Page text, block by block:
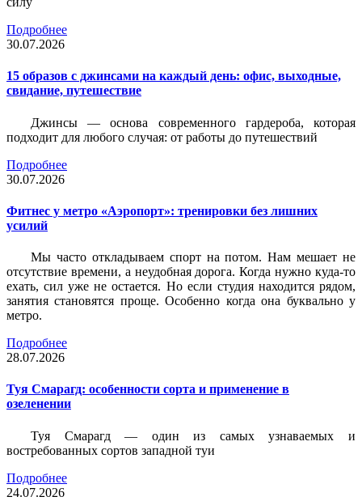
Подробнее
30.07.2026
15 образов с джинсами на каждый день: офис, выходные,
свидание, путешествие
Джинсы — основа современного гардероба, которая
подходит для любого случая: от работы до путешествий
Подробнее
30.07.2026
Фитнес у метро «Аэропорт»: тренировки без лишних
усилий
Мы часто откладываем спорт на потом. Нам мешает не
отсутствие времени, а неудобная дорога. Когда нужно куда-то
ехать, сил уже не остается. Но если студия находится рядом,
занятия становятся проще. Особенно когда она буквально у
метро.
Подробнее
28.07.2026
Туя Смарагд: особенности сорта и применение в
озеленении
Туя Смарагд — один из самых узнаваемых и
востребованных сортов западной туи
Подробнее
24.07.2026